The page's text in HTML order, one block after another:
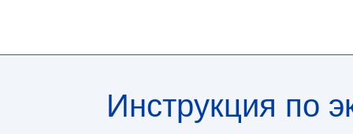
Инструкция по